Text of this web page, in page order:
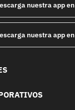
nuestra app en
nuestra app en